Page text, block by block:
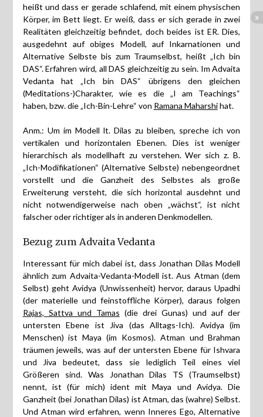
heißt und dass er gerade schlafend, mit einem physischen
Körper, im Bett liegt. Er weiß, dass er sich gerade in zwei
Realitäten gleichzeitig befindet, doch beides ist ER. Dies,
ausgedehnt auf obiges Modell, auf Inkarnationen und
Alternative Selbste bis zum Traumselbst, heißt „Ich bin
DAS“. Erfahren wird, all DAS gleichzeitig zu sein. Im Advaita
Vedanta hat „Ich bin DAS“ übrigens den gleichen
(Meditations-)Charakter, wie es die „I am Teachings“
haben, bzw. die „Ich-Bin-Lehre“ von Ramana Maharshihat.
Anm.: Um im Modell lt. Dilas zu bleiben, spreche ich von
vertikalen und horizontalen Ebenen. Dies ist weniger
hierarchisch als modellhaft zu verstehen. Wer sich z. B.
„Ich-Modifikationen“ (Alternative Selbste) nebengeordnet
vorstellt und die Ganzheit des Selbstes als große
Erweiterung versteht, die sich horizontal ausdehnt und
nicht notwendigerweise nach oben „wächst“, ist nicht
falscher oder richtiger als in anderen Denkmodellen.
Bezug zum Advaita Vedanta
Interessant für mich dabei ist, dass Jonathan Dilas Modell
ähnlich zum Advaita-Vedanta-Modell ist. Aus Atman (dem
Selbst) geht Avidya (Unwissenheit) hervor, daraus Upadhi
(der materielle und feinstoffliche Körper), daraus folgen
Rajas, Sattva und Tamas (die drei Gunas) und auf der
untersten Ebene ist Jiva (das Alltags-Ich). Avidya (im
Menschen) ist Maya (im Kosmos). Atman und Brahman
träumen jeweils, was auf der untersten Ebene für Ishvara
und Jiva bedeutet, dass sie lediglich Teil eines viel
Größeren sind. Was Jonathan Dilas TS (Traumselbst)
nennt, ist (für mich) ident mit Maya und Avidya. Die
Ganzheit (bei Jonathan Dilas) ist Atman, das (wahre) Selbst.
Und Atman wird erfahren, wenn Inneres Ego, Alternative